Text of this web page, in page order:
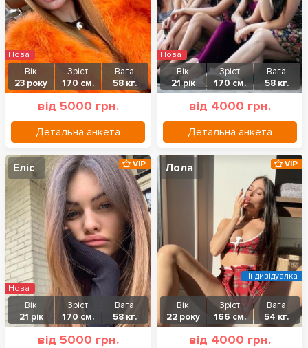
Вік
23 року
Зріст
170 см.
Вага
58 кг.
від 5000 грн.
Детальна анкета
Нова
Вік
21 рік
Зріст
170 см.
Вага
58 кг.
від 4000 грн.
Детальна анкета
Нова
Еліс
Вік
21 рік
Зріст
170 см.
Вага
58 кг.
від 5000 грн.
VIP
Нова
Лола
Вік
22 року
Зріст
166 см.
Вага
54 кг.
від 4000 грн.
VIP
Індивідуалка